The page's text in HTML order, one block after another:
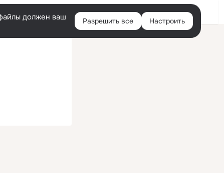
Войти
должен ваш
Разрешить все Настроить